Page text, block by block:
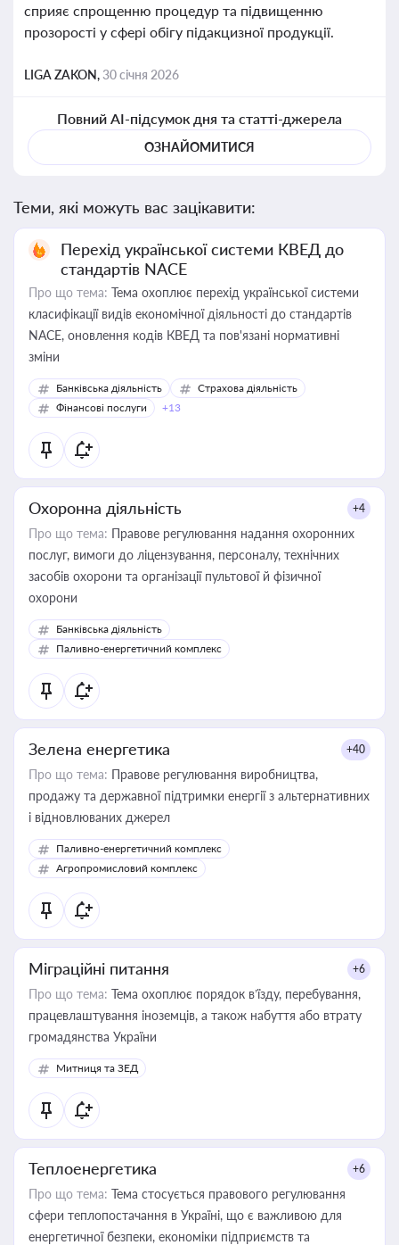
сприяє спрощенню процедур та підвищенню
прозорості у сфері обігу підакцизної продукції.
LIGA ZAKON,30 січня 2026
Повний AI-підсумок дня та статті-джерела
ОЗНАЙОМИТИСЯ
Теми, які можуть вас зацікавити:
Перехід української системи КВЕД до
стандартів NACE
Про що тема: Тема охоплює перехід української системи
класифікації видів економічної діяльності до стандартів
NACE, оновлення кодів КВЕД та пов'язані нормативні
зміни
Банківська діяльність
Страхова діяльність
Фінансові послуги
+13
Охоронна діяльність +4
Про що тема: Правове регулювання надання охоронних
послуг, вимоги до ліцензування, персоналу, технічних
засобів охорони та організації пультової й фізичної
охорони
Банківська діяльність
Паливно-енергетичний комплекс
Зелена енергетика +40
Про що тема: Правове регулювання виробництва,
продажу та державної підтримки енергії з альтернативних
і відновлюваних джерел
Паливно-енергетичний комплекс
Агропромисловий комплекс
Міграційні питання +6
Про що тема: Тема охоплює порядок в’їзду, перебування,
працевлаштування іноземців, а також набуття або втрату
громадянства України
Митниця та ЗЕД
Теплоенергетика +6
Про що тема: Тема стосується правового регулювання
сфери теплопостачання в Україні, що є важливою для
енергетичної безпеки, економіки підприємств та